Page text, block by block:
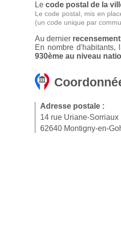
Le code postal de la
Le code postal, mis en
(un code unique par
Au dernier
En nombre d'habitants,
930ème au niveau
Adresse postale :
14 rue Uriane-Sorriaux
62640 Montigny-en-